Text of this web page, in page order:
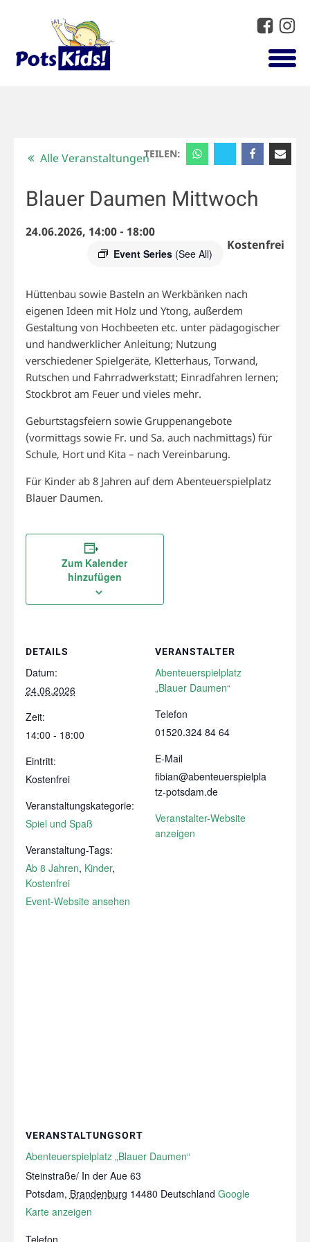
TEILEN:
Alle Veranstaltungen
Blauer Daumen Mittwoch
24.06.2026, 14:00- 18:00
Event Series (See All)
Kostenfrei
Hüttenbau sowie Basteln an Werkbänken nach
eigenen Ideen mit Holz und Ytong, außerdem
Gestaltung von Hochbeeten etc. unter pädagogischer
und handwerklicher Anleitung; Nutzung
verschiedener Spielgeräte, Kletterhaus, Torwand,
Rutschen und Fahrradwerkstatt; Einradfahren lernen;
Stockbrot am Feuer und vieles mehr.
Geburtstagsfeiern sowie Gruppenangebote
(vormittags sowie Fr. und Sa. auch nachmittags) für
Schule, Hort und Kita – nach Vereinbarung.
Für Kinder ab 8 Jahren auf dem Abenteuerspielplatz
Blauer Daumen.
Zum Kalender
hinzufügen
DETAILS
Datum:
24.06.2026
Zeit:
14:00 - 18:00
Eintritt:
Kostenfrei
Veranstaltungskategorie:
Spiel und Spaß
Veranstaltung-Tags:
Ab 8 Jahren, Kinder,
Kostenfrei
Event-Website ansehen
VERANSTALTER
Abenteuerspielplatz
„Blauer Daumen“
Telefon
01520.324 84 64
E-Mail
fibian@abenteuerspielpla
tz-potsdam.de
Veranstalter-Website
anzeigen
VERANSTALTUNGSORT
Abenteuerspielplatz „Blauer Daumen“
Steinstraße/ In der Aue 63
Potsdam, Brandenburg 14480 Deutschland Google
Karte anzeigen
Telefon